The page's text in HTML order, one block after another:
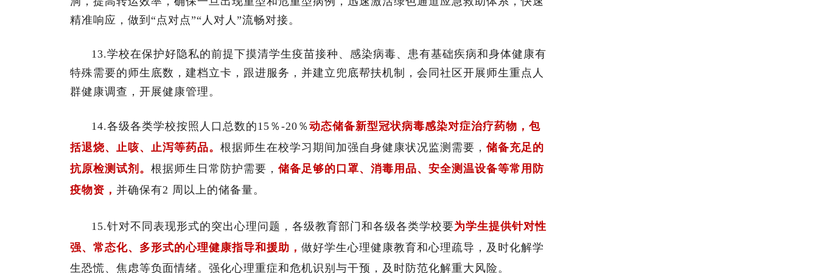
精准响应，做到“点对点”“人对人”流畅对接。
13.学校在保护好隐私的前提下摸清学生疫苗接种、感染病毒、患有基础疾病和身体健康有
特殊需要的师生底数，建档立卡，跟进服务，并建立兜底帮扶机制，会同社区开展师生重点人
群健康调查，开展健康管理。
14.各级各类学校按照人口总数的15％-20％动态储备新型冠状病毒感染对症治疗药物，包
括退烧、止咳、止泻等药品。 根据师生在校学习期间加强自身健康状况监测需要， 储备充足的
抗原检测试剂。 根据师生日常防护需要， 储备足够的口罩、消毒用品、安全测温设备等常用防
疫物资， 并确保有2 周以上的储备量。
15.针对不同表现形式的突出心理问题，各级教育部门和各级各类学校要为学生提供针对性
强、常态化、多形式的心理健康指导和援助， 做好学生心理健康教育和心理疏导，及时化解学
生恐慌、焦虑等负面情绪。强化心理重症和危机识别与干预，及时防范化解重大风险。